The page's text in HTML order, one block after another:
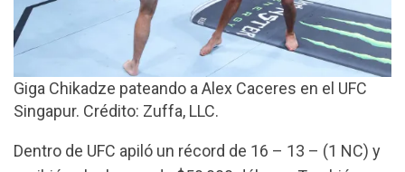
Giga Chikadze pateando a Alex Caceres en el UFC
Singapur. Crédito: Zuffa, LLC.
Dentro de UFC apiló un récord de 16 – 13 – (1 NC) y